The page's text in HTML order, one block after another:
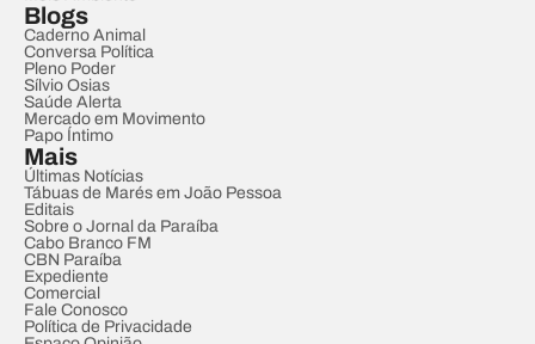
Blogs
Caderno Animal
Conversa Política
Pleno Poder
Sílvio Osias
Saúde Alerta
Mercado em Movimento
Papo Íntimo
Mais
Últimas Notícias
Tábuas de Marés em João Pessoa
Editais
Sobre o Jornal da Paraíba
Cabo Branco FM
CBN Paraíba
Expediente
Comercial
Fale Conosco
Política de Privacidade